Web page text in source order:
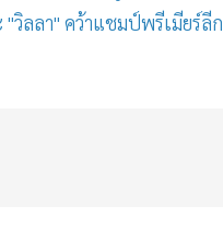
วิลลา" คว้าแชมป์พรีเมียร์ลีก